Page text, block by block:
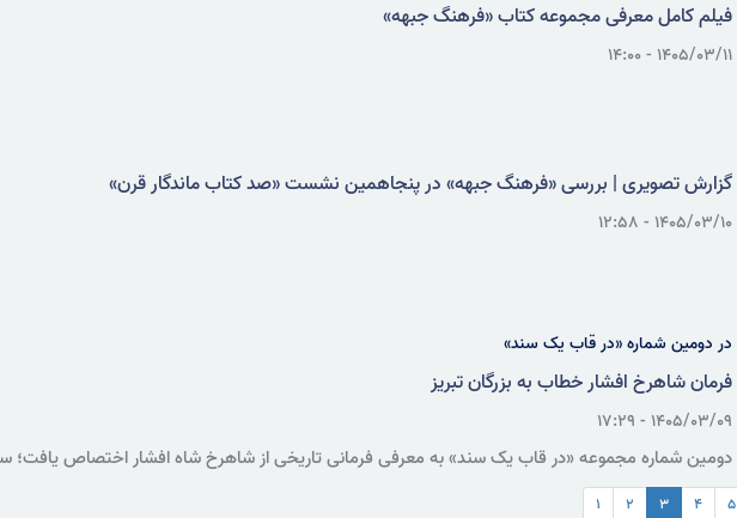
فیلم کامل معرفی مجموعه کتاب «فرهنگ جبهه»
۱۴۰۵/۰۳/۱۱ - ۱۴:۰۰
گزارش تصویری | بررسی «فرهنگ جبهه» در پنجاهمین نشست «صد کتاب ماندگار قرن»
۱۴۰۵/۰۳/۱۰ - ۱۲:۵۸
در دومین شماره «در قاب یک سند»
فرمان شاهرخ افشار خطاب به بزرگان تبریز
۱۴۰۵/۰۳/۰۹ - ۱۷:۲۹
دومین شماره مجموعه «در قاب یک سند» به معرفی فرمانی تاریخی از شاهرخ شاه افشار اختصاص یافت؛
می‌شود.
۱ ۲ ۳ ۴ ۵